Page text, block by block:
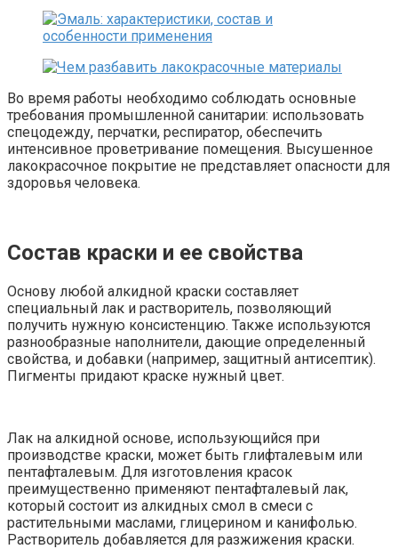
Во время работы необходимо соблюдать основные
требования промышленной санитарии: использовать
спецодежду, перчатки, респиратор, обеспечить
интенсивное проветривание помещения. Высушенное
лакокрасочное покрытие не представляет опасности для
здоровья человека.
Состав краски и ее свойства
Основу любой алкидной краски составляет
специальный лак и растворитель, позволяющий
получить нужную консистенцию. Также используются
разнообразные наполнители, дающие определенный
свойства, и добавки (например, защитный антисептик).
Пигменты придают краске нужный цвет.
Лак на алкидной основе, использующийся при
производстве краски, может быть глифталевым или
пентафталевым. Для изготовления красок
преимущественно применяют пентафталевый лак,
который состоит из алкидных смол в смеси с
растительными маслами, глицерином и канифолью.
Растворитель добавляется для разжижения краски.